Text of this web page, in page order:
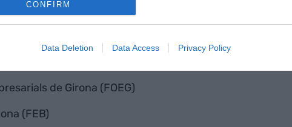
CONFIRM
Data Deletion Data Access Privacy Policy
de Sabadell i Comarca (CIESC)
Empresarials del Maresme (FAGEM)
de Girona (FOEG)
(FEB)